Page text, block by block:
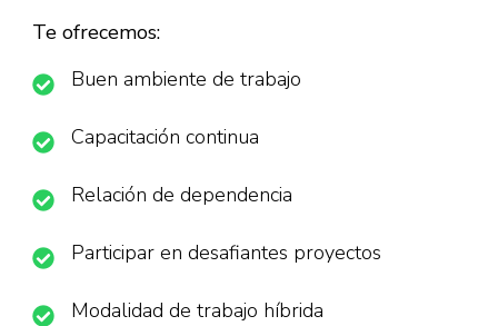
Te ofrecemos:
Buen ambiente de trabajo
Capacitación continua
Relación de dependencia
Participar en desafiantes proyectos
Modalidad de trabajo híbrida